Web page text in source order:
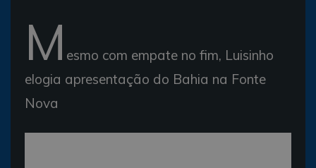
M esmo com empate no fim, Luisinho
elogia apresentação do Bahia na Fonte
Nova